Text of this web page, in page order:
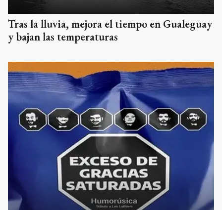
Tras la lluvia, mejora el tiempo en Gualeguay
y bajan las temperaturas